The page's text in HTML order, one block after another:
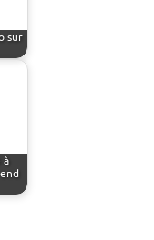
sur
à